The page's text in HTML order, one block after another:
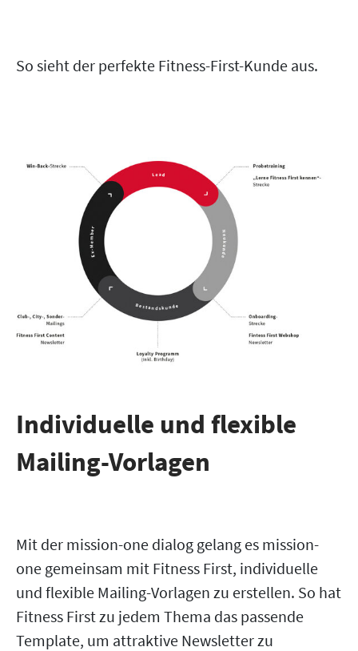
So sieht der perfekte Fitness-First-Kunde aus.
Individuelle und flexible
Mailing-Vorlagen
Mit der mission-one dialog gelang es mission-
one gemeinsam mit Fitness First, individuelle
und flexible Mailing-Vorlagen zu erstellen. So hat
Fitness First zu jedem Thema das passende
Template, um attraktive Newsletter zu